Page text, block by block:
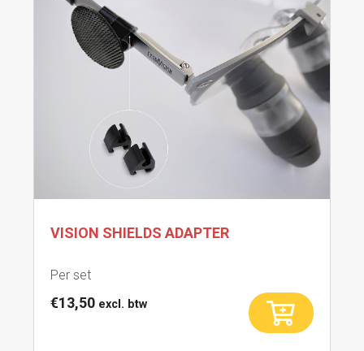
VISION SHIELDS ADAPTER
Per set
€13,50 excl. btw